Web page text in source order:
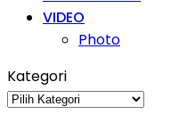
VIDEO
Photo
Kategori
Kategori